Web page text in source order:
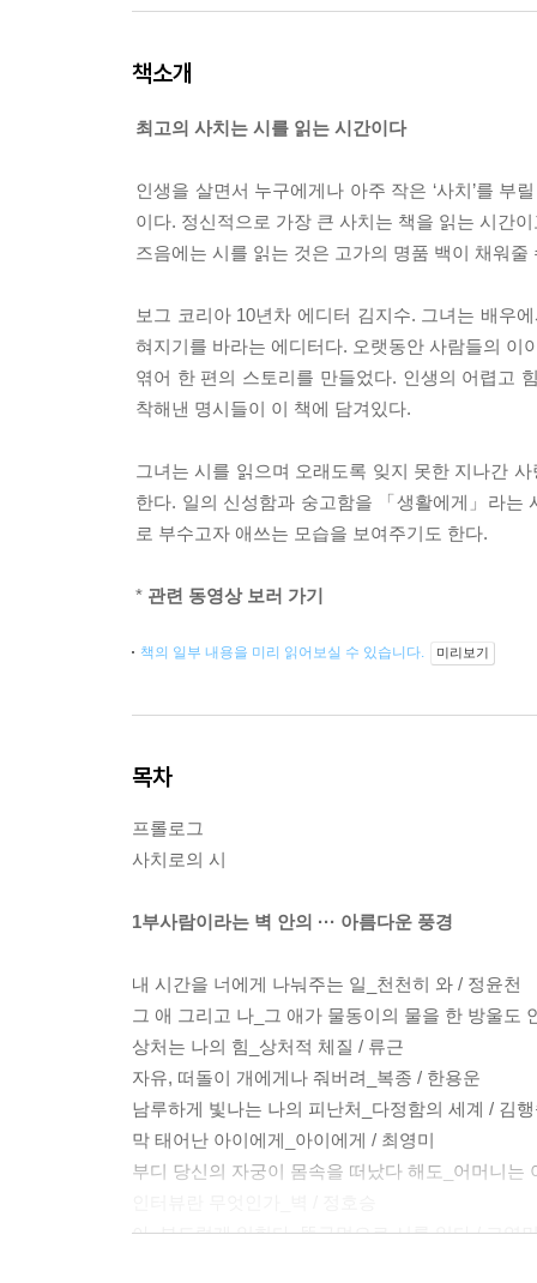
책소개
최고의 사치는 시를 읽는 시간이다
인생을 살면서 누구에게나 아주 작은 ‘사치’를
이다. 정신적으로 가장 큰 사치는 책을 읽는 시간
즈음에는 시를 읽는 것은 고가의 명품 백이 채워
보그 코리아 10년차 에디터 김지수. 그녀는 배우
혀지기를 바라는 에디터다. 오랫동안 사람들의 이
엮어 한 편의 스토리를 만들었다. 인생의 어렵고
착해낸 명시들이 이 책에 담겨있다.
그녀는 시를 읽으며 오래도록 잊지 못한 지나간
한다. 일의 신성함과 숭고함을 「생활에게」라는
로 부수고자 애쓰는 모습을 보여주기도 한다.
* 관련 동영상 보러 가기
책의 일부 내용을 미리 읽어보실 수 있습니다. 미리보기
목차
프롤로그
사치로의 시
1부사람이라는 벽 안의 ··· 아름다운 풍경
내 시간을 너에게 나눠주는 일_천천히 와 / 정윤천
그 애 그리고 나_그 애가 물동이의 물을 한 방울도
상처는 나의 힘_상처적 체질 / 류근
자유, 떠돌이 개에게나 줘버려_복종 / 한용운
남루하게 빛나는 나의 피난처_다정함의 세계 / 김
막 태어난 아이에게_아이에게 / 최영미
부디 당신의 자궁이 몸속을 떠났다 해도_어머니는
아, 부드럽게 읽힌다_똥구멍으로 시를 읽다 / 고영